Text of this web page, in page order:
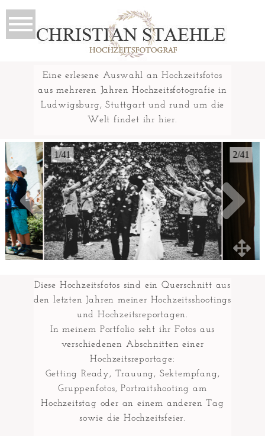
Eine erlesene Auswahl an Hochzeitsfotos
aus mehreren Jahren Hochzeitsfotografie in
Ludwigsburg, Stuttgart und rund um die
Welt findet ihr hier.
1/41 2/41
Diese Hochzeitsfotos sind ein Querschnitt aus
den letzten Jahren meiner Hochzeitsshootings
und Hochzeitsreportagen.
In meinem Portfolio seht ihr Fotos aus
verschiedenen Abschnitten einer
Hochzeitsreportage:
Getting Ready, Trauung, Sektempfang,
Gruppenfotos, Portraitshooting am
Hochzeitstag oder an einem anderen Tag
sowie die Hochzeitsfeier.